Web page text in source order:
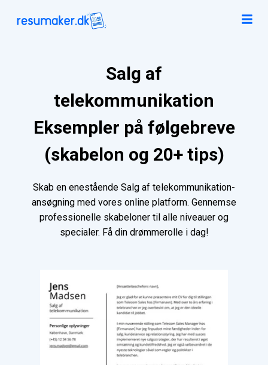
Salg af
telekommunikation
Eksempler på følgebreve
(skabelon og 20+ tips)
Skab en enestående Salg af telekommunikation-
ansøgning med vores online platform. Gennemse
professionelle skabeloner til alle niveauer og
specialer. Få din drømmerolle i dag!